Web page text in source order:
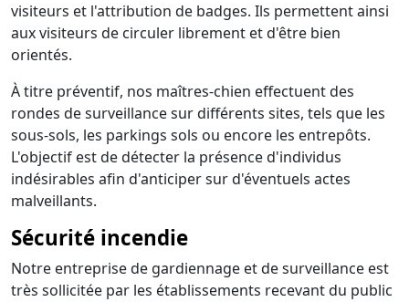
visiteurs et l'attribution de badges. Ils permettent ainsi
aux visiteurs de circuler librement et d'être bien
orientés.
À titre préventif, nos maîtres-chien effectuent des
rondes de surveillance sur différents sites, tels que les
sous-sols, les parkings sols ou encore les entrepôts.
L'objectif est de détecter la présence d'individus
indésirables afin d'anticiper sur d'éventuels actes
malveillants.
Sécurité incendie
Notre entreprise de gardiennage et de surveillance est
très sollicitée par les établissements recevant du public